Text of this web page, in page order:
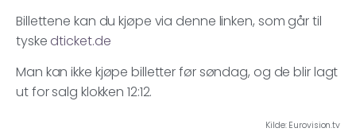
Billettene kan du kjøpe via denne linken, som går til
tyske dticket.de
Man kan ikke kjøpe billetter før søndag, og de blir lagt
ut for salg klokken 12:12.
Kilde: Eurovision.tv